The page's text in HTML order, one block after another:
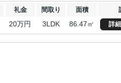
礼金 間取り 面積
20万円 3LDK 86.47㎡ 詳